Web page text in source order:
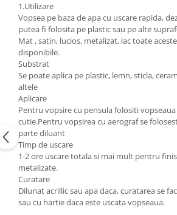
1.Utilizare
Vopsea pe baza de apa cu uscare rapida,
putea fi folosita pe plastic sau pe alte
Mat , satin, lucios, metalizat, lac toate
disponibile.
Substrat
Se poate aplica pe plastic, lemn, sticla,
altele
Aplicare
Pentru vopsire cu pensula folositi
cutie.Pentru vopsirea cu aerograf se
parte diluant
Timp de uscare
1-2 ore uscare totala si mai mult pentru
metalizate.
Curatare
Dilunat acrillic sau apa daca, curatarea se
sau cu hartie daca este uscata vopseaua.